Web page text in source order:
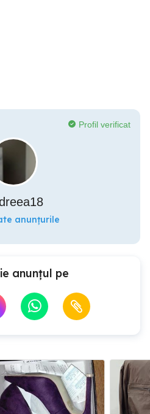
Profil verificat
anunțurile
anunțul pe